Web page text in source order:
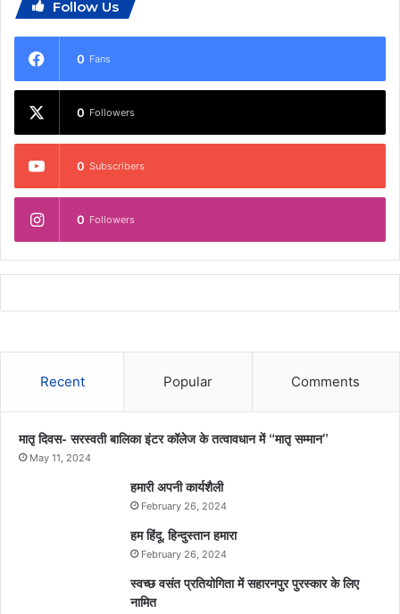
Follow Us
0 Fans
0 Followers
0 Subscribers
0 Followers
Recent Popular Comments
मातृ दिवस- सरस्वती बालिका इंटर कॉलेज के तत्वावधान में “मातृ सम्मान”
May 11, 2024
हमारी अपनी कार्यशैली
February 26, 2024
हम हिंदू, हिन्दुस्तान हमारा
February 26, 2024
स्वच्छ वसंत प्रतियोगिता में सहारनपुर पुरस्कार के लिए
नामित